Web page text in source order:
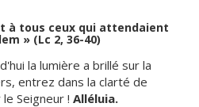
à tous ceux qui attendaient
» (Lc 2, 36-40)
la lumière a brillé sur la
entrez dans la clarté de
Seigneur ! Alléluia.